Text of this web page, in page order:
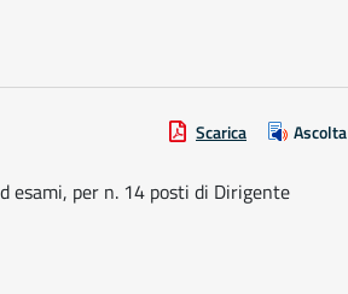
Scarica Ascolta
esami, per n. 14 posti di Dirigente